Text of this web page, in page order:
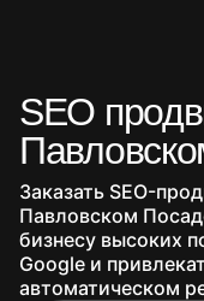
SEO
Заказать SEO-
Павловском
бизнесу высоких
Google и
автоматическом